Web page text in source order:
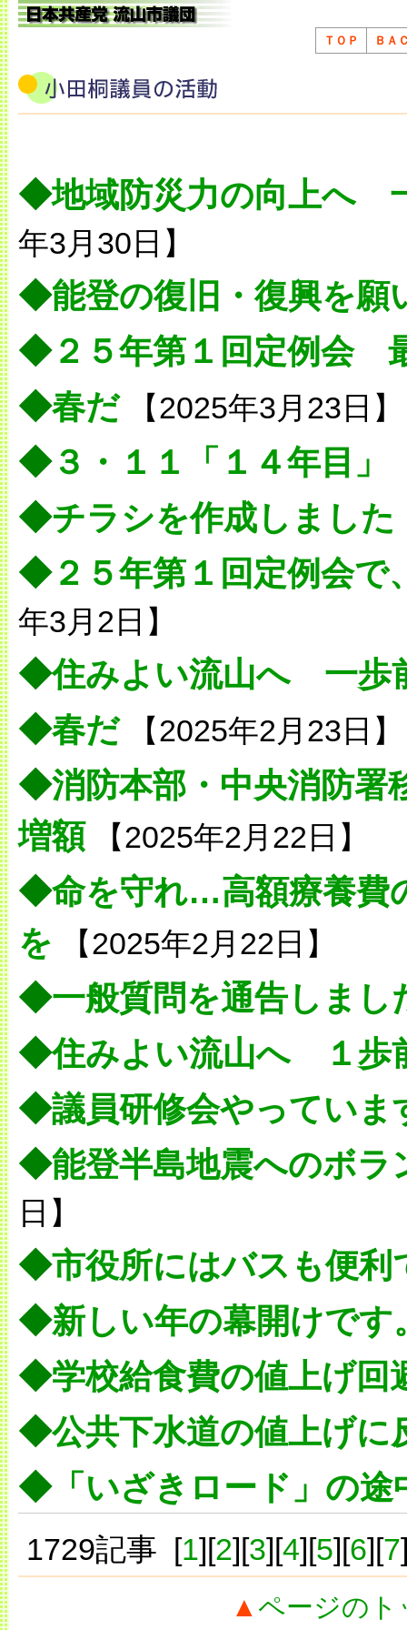
ＴＯＰ ＢＡ
◆地域防災力の向上へ
年3月30日】
◆能登の復旧・復興を願
◆２５年第１回定例会
◆春だ【2025年3月23日】
◆３・１１「１４年目」
◆チラシを作成しました
◆２５年第１回定例会で
年3月2日】
◆住みよい流山へ 一歩
◆春だ【2025年2月23日】
◆消防本部・中央消防署
増額 【2025年2月22日】
◆命を守れ…高額療養費
を 【2025年2月22日】
◆一般質問を通告しまし
◆住みよい流山へ １歩
◆議員研修会やっていま
◆能登半島地震へのボラ
日】
◆市役所にはバスも便利
◆新しい年の幕開けです
◆学校給食費の値上げ回
◆公共下水道の値上げに
◆「いざきロード」の途
1729記事 [1][2][3][4][5][6][7
▲ ページの